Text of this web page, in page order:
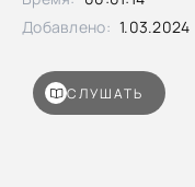
СЛУШАТЬ
Добавлено: 1.03.2024